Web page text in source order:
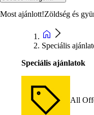
Most ajánlott!Zöldség és
Speciális
Speciális ajánlatok
All